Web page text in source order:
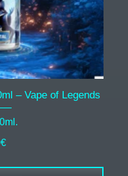
– Vape of Legends
€